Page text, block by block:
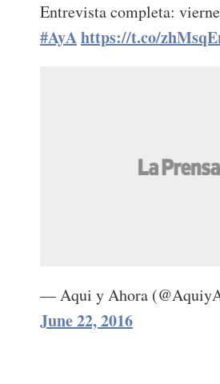
Entrevista completa:
#AyAhttps://t.co/
— Aqui y Ahora
June 22, 2016